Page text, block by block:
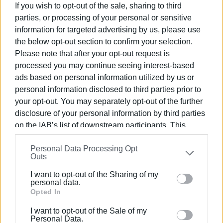
If you wish to opt-out of the sale, sharing to third
parties, or processing of your personal or sensitive
information for targeted advertising by us, please use
the below opt-out section to confirm your selection.
Please note that after your opt-out request is
processed you may continue seeing interest-based
ads based on personal information utilized by us or
personal information disclosed to third parties prior to
your opt-out. You may separately opt-out of the further
disclosure of your personal information by third parties
on the IAB’s list of downstream participants. This
information may also be disclosed by us to third parties
on theIAB’s List of Downstream Participants
that may
further disclose it to other third parties.
Please note that this website/app uses one or more
Google services and may gather and store information
behaviour. You may click to grant or deny consent to
Personal Data Processing Opt
Outs
I want to opt-out of the Sharing of my
personal data.
Opted In
I want to opt-out of the Sale of my
Personal Data.
αυτοσυγκράτηση, περιορίζοντας τις επαφές τους στην
οικογένεια και τον στενό τους κύκλο.
Σημειώνεται πως λόγω των απεργιακών
κινητοποιήσεων των Διοικητικών Συμβουλίων των
Ομοσπονδιών των δημοσιογράφων, η εξ αποστάσεως
ενημέρωση των πολιτικών συντακτών από τον
κυβερνητικό εκπρόσωπο μεταφέρεται για αύριο
Παρασκευή, 11 Δεκεμβρίου, στις 12:30.
Εμφανίσεις: 77
Ακολουθήστε το enimerosi στο Facebook
Συνδρομητές στο e-paper